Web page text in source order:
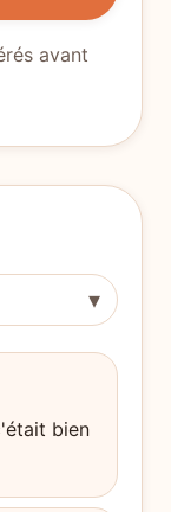
avant
▾
bien